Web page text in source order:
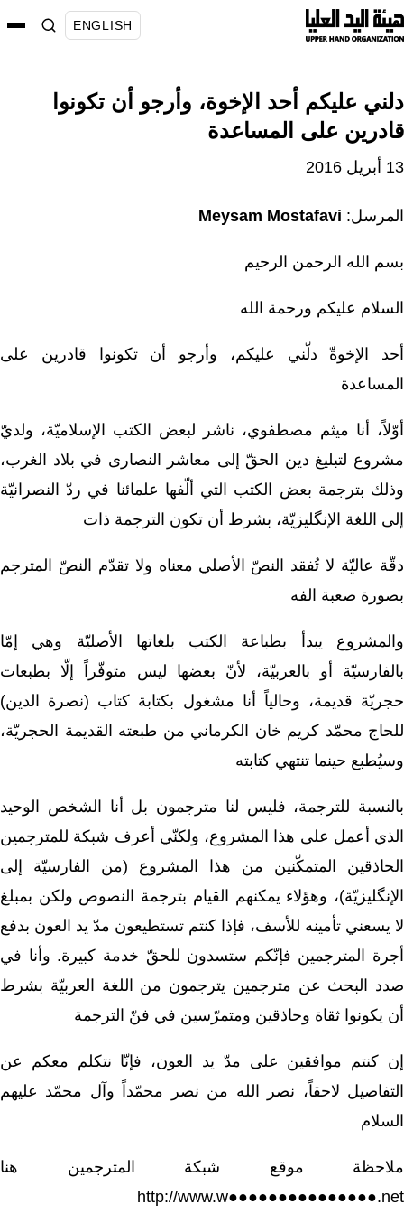
انتقل
إلى
ENGLISH
دلني عليكم أحد الإخوة، وأرجو أن تكونوا
قادرين على المساعدة
13 أبريل 2016
المرسل: Meysam Mostafavi
بسم الله الرحمن الرحيم
السلام عليكم ورحمة الله
أحد الإخوةّ دلّني عليكم، وأرجو أن تكونوا قادرين على
المساعدة
أوّلاً، أنا ميثم مصطفوي، ناشر لبعض الكتب الإسلاميّة، ولديّ
مشروع لتبليغ دين الحقّ إلى معاشر النصارى في بلاد الغرب،
وذلك بترجمة بعض الكتب التي ألّفها علمائنا في ردّ النصرانيّة
إلى اللغة الإنگليزيّة، بشرط أن تكون الترجمة ذات
دقّة عاليّة لا تُفقد النصّ الأصلي معناه ولا تقدّم النصّ المترجم
بصورة صعبة الفه
والمشروع يبدأ بطباعة الكتب بلغاتها الأصليّة وهي إمّا
بالفارسيّة أو بالعربيّة، لأنّ بعضها ليس متوفّراً إلّا بطبعات
حجريّة قديمة، وحالياً أنا مشغول بكتابة كتاب (نصرة الدين)
للحاج محمّد كريم خان الكرماني من طبعته القديمة الحجريّة،
وسيُطبع حينما تنتهي كتابته
بالنسبة للترجمة، فليس لنا مترجمون بل أنا الشخص الوحيد
الذي أعمل على هذا المشروع، ولكنّي أعرف شبكة للمترجمين
الحاذقين المتمكّنين من هذا المشروع (من الفارسيّة إلى
الإنگليزيّة)، وهؤلاء يمكنهم القيام بترجمة النصوص ولكن بمبلغ
لا يسعني تأمينه للأسف، فإذا كنتم تستطيعون مدّ يد العون بدفع
أجرة المترجمين فإنّكم ستسدون للحقّ خدمة كبيرة. وأنا في
صدد البحث عن مترجمين يترجمون من اللغة العربيّة بشرط
أن يكونوا ثقاة وحاذقين ومتمرّسين في فنّ الترجمة
إن كنتم موافقين على مدّ يد العون، فإنّا نتكلم معكم عن
التفاصيل لاحقاً، نصر الله من نصر محمّداً وآل محمّد عليهم
السلام
ملاحظة موقع شبكة المترجمين هنا
http://www.w●●●●●●●●●●●●●●●.net